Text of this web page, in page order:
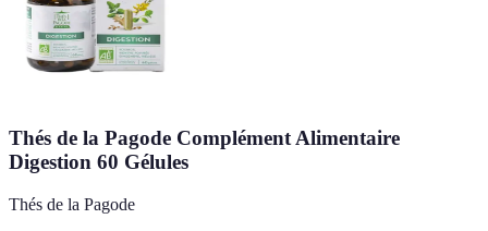
Thés de la Pagode Complément Alimentaire
Digestion 60 Gélules
Thés de la Pagode